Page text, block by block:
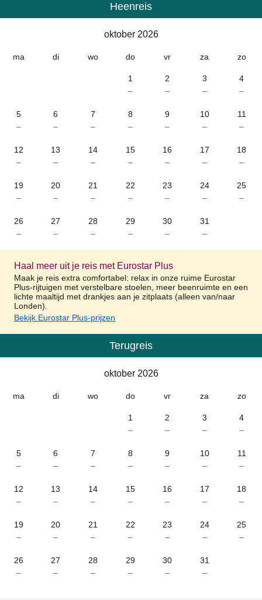
Kalender
Heenreis
oktober 2026
ma di wo do vr za zo
1
–
2
–
3
–
4
–
5
–
6
–
7
–
8
–
9
–
10
–
11
–
12
–
13
–
14
–
15
–
16
–
17
–
18
–
19
–
20
–
21
–
22
–
23
–
24
–
25
–
26
–
27
–
28
–
29
–
30
–
31
–
Haal meer uit je reis met Eurostar Plus
Maak je reis extra comfortabel: relax in onze ruime Eurostar
Plus-rijtuigen met verstelbare stoelen, meer beenruimte en een
lichte maaltijd met drankjes aan je zitplaats (alleen van/naar
Londen).
Bekijk Eurostar Plus-prijzen
Kalender
Terugreis
oktober 2026
ma di wo do vr za zo
1
–
2
–
3
–
4
–
5
–
6
–
7
–
8
–
9
–
10
–
11
–
12
–
13
–
14
–
15
–
16
–
17
–
18
–
19
–
20
–
21
–
22
–
23
–
24
–
25
–
26
–
27
–
28
–
29
–
30
–
31
–